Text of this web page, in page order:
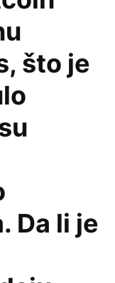
što je
Da li je